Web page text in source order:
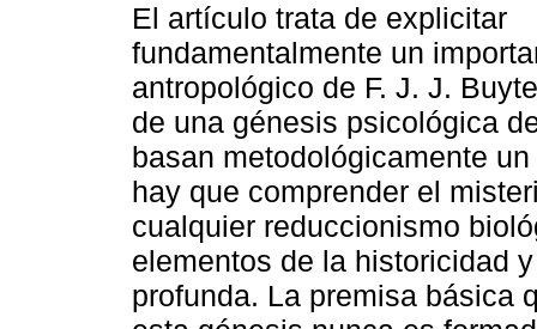
El artículo trata de explicitar
fundamentalmente un
antropológico de F. J. J.
de una génesis psicológica
basan metodológicamente
hay que comprender el
cualquier reduccionismo
elementos de la historicidad
profunda. La premisa básica